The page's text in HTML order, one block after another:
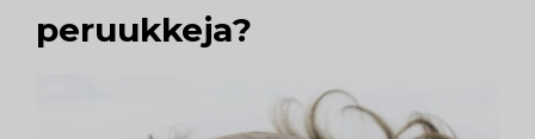
peruukkeja?